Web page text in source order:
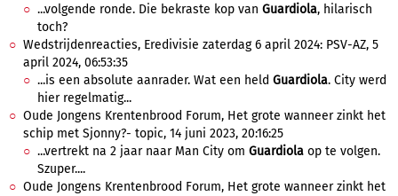
...volgende ronde. Die bekraste kop van Guardiola, hilarisch
toch?
Wedstrijdenreacties, Eredivisie zaterdag 6 april 2024: PSV-AZ, 5
april 2024, 06:53:35
...is een absolute aanrader. Wat een held Guardiola. City werd
hier regelmatig...
Oude Jongens Krentenbrood Forum, Het grote wanneer zinkt het
schip met Sjonny?- topic, 14 juni 2023, 20:16:25
...vertrekt na 2 jaar naar Man City om Guardiola op te volgen.
Szuper....
Oude Jongens Krentenbrood Forum, Het grote wanneer zinkt het